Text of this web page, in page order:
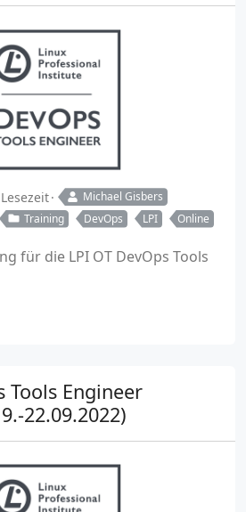
Michael Gisbers
Training DevOps LPI Online
für die LPI OT DevOps Tools
Tools Engineer
22.09.2022)